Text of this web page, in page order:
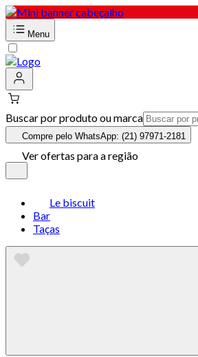
Menu
Buscar por produto ou marca
Compre pelo WhatsApp: (21) 97971-2181
Ver ofertas para a região
Le biscuit
Bar
Taças